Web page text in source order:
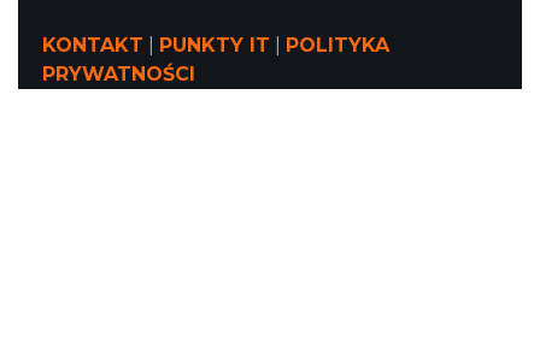
KONTAKT PUNKTY IT
POLITYKA
PRYWATNOŚCI